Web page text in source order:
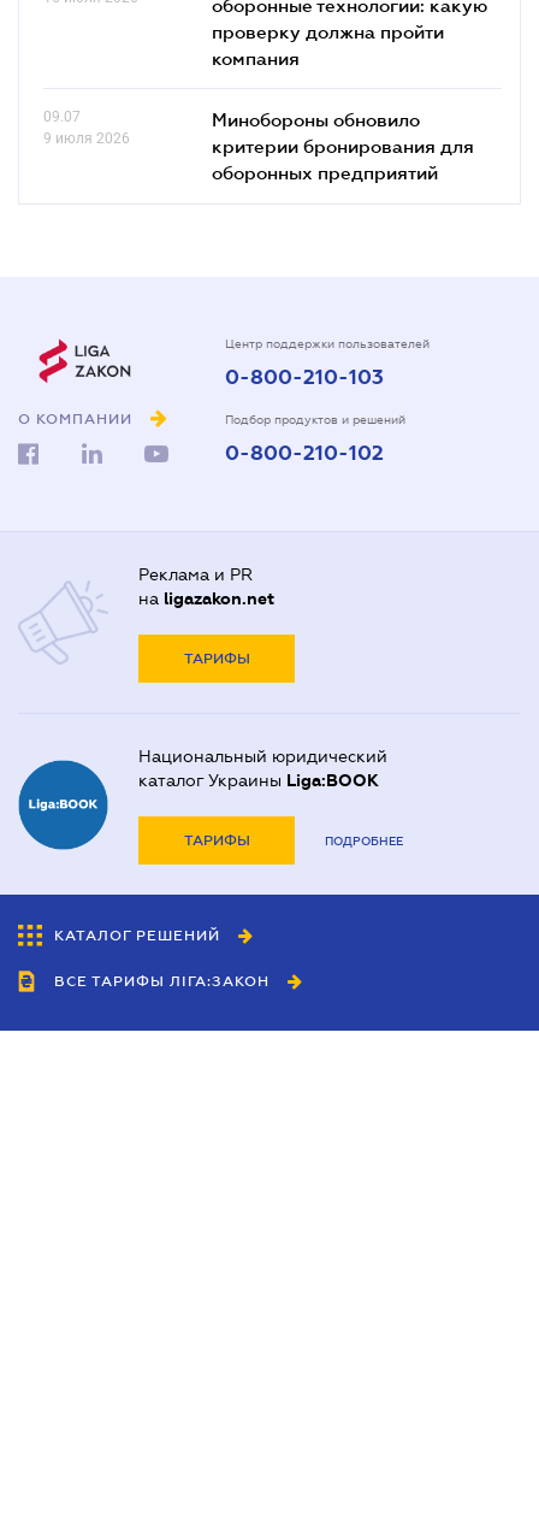
оборонные технологии: какую
проверку должна пройти
компания
09.07
9 июля 2026
Минобороны обновило
критерии бронирования для
оборонных предприятий
О КОМПАНИИ
Центр поддержки пользователей
0-800-210-103
Подбор продуктов и решений
0-800-210-102
Реклама и PR
на ligazakon.net
ТАРИФЫ
Национальный юридический
каталог Украины Liga:BOOK
ТАРИФЫ ПОДРОБНЕЕ
КАТАЛОГ РЕШЕНИЙ
ВСЕ ТАРИФЫ ЛІГА:ЗАКОН